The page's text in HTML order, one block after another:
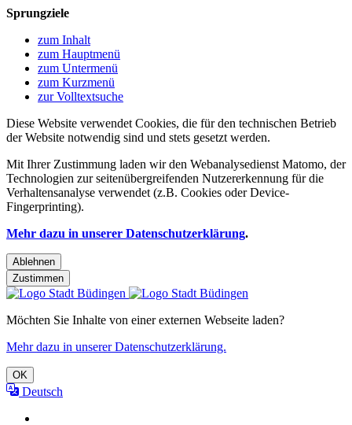
Sprungziele
zum Inhalt
zum Hauptmenü
zum Untermenü
zum Kurzmenü
zur Volltextsuche
Diese Website verwendet Cookies, die für den technischen Betrieb
der Website notwendig sind und stets gesetzt werden.
Mit Ihrer Zustimmung laden wir den Webanalysedienst Matomo, der
Technologien zur seitenübergreifenden Nutzererkennung für die
Verhaltensanalyse verwendet (z.B. Cookies oder Device-
Fingerprinting).
Mehr dazu in unserer Datenschutzerklärung.
Ablehnen
Zustimmen
Möchten Sie Inhalte von einer externen Webseite laden?
Mehr dazu in unserer Datenschutzerklärung.
OK
Deutsch